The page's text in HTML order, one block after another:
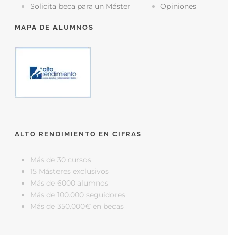
Solicita beca para un Máster
Opiniones
MAPA DE ALUMNOS
ALTO RENDIMIENTO EN CIFRAS
Más de 30 cursos
15 Másteres exclusivos
Más de 6000 alumnos
Más de 100.000 seguidores
Más de 350.000€ en becas